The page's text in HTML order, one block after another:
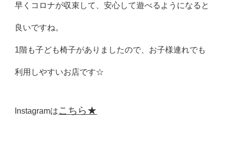
早くコロナが収束して、安心して遊べるようになると
良いですね。
1階も子ども椅子がありましたので、お子様連れでも
利用しやすいお店です☆
Instagramはこちら★